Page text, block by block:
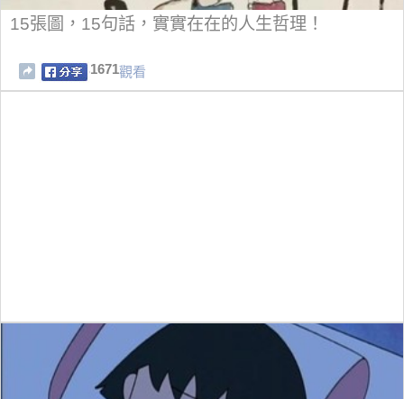
15張圖，15句話，實實在在的人生哲理！
1671觀看